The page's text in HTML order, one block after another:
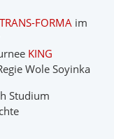
TRANS-FORMA im
KING
Wole Soyinka
Studium